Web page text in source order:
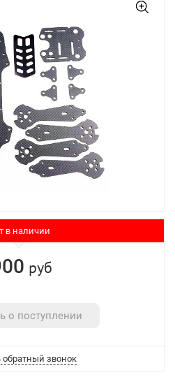
в наличии
руб
о поступлении
обратный звонок